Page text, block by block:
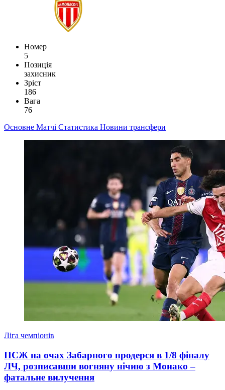
Номер
5
Позиція
захисник
Зріст
186
Вага
76
Основне Матчі Статистика Новини трансфери
Ліга чемпіонів
ПСЖ на очах Забарного продерся в 1/8 фіналу
ЛЧ, розписавши вогняну нічию з Монако –
фатальне вилучення